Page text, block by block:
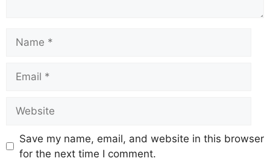
Save my name, email, and website in this browser
for the next time I comment.